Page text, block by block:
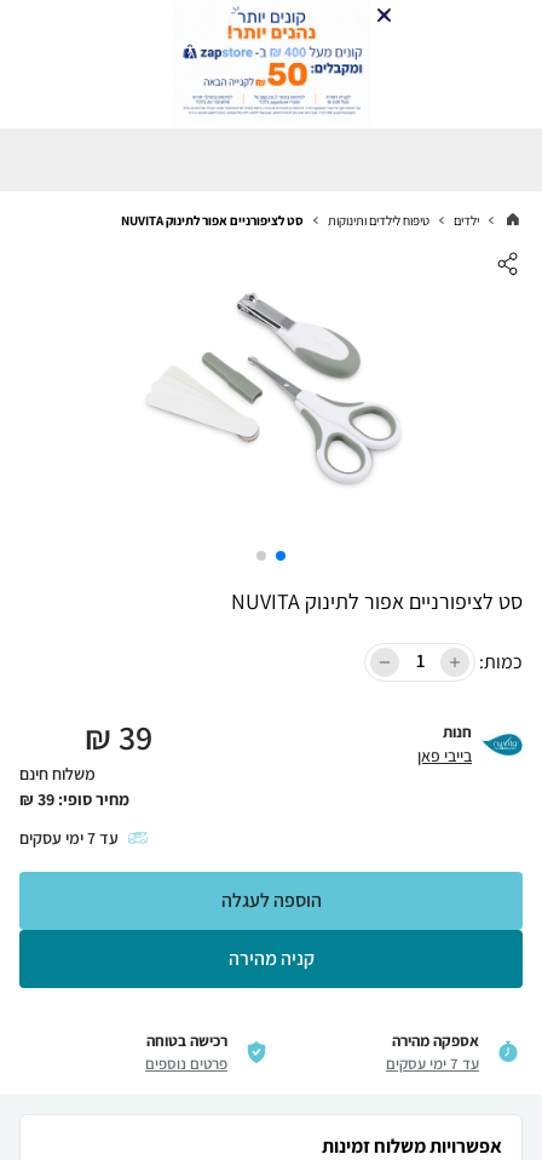
ילדים טיפוח לילדים ותינוקות סט לציפורניים אפור לתינוק NUVITA
סט לציפורניים אפור לתינוק NUVITA
כמות:
חנות
בייבי פאן 39
₪
משלוח חינם
מחיר סופי: 39
₪
עד7ימי עסקים
קניה מהירה
הוספה לעגלה
אספקה מהירה
עד 7 ימי עסקים
רכישה בטוחה
פרטים נוספים
אפשרויות משלוח זמינות